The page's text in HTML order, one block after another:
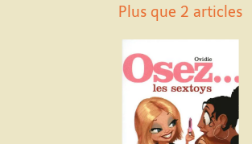
Plus que 2 articles